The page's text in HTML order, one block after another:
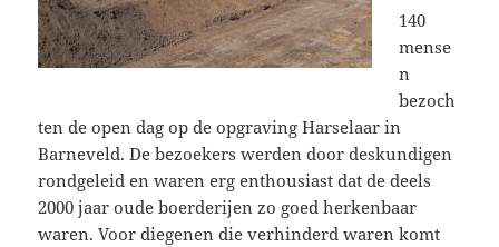
140
mense
n
bezoch
ten de open dag op de opgraving Harselaar in
Barneveld. De bezoekers werden door deskundigen
rondgeleid en waren erg enthousiast dat de deels
2000 jaar oude boerderijen zo goed herkenbaar
waren. Voor diegenen die verhinderd waren komt